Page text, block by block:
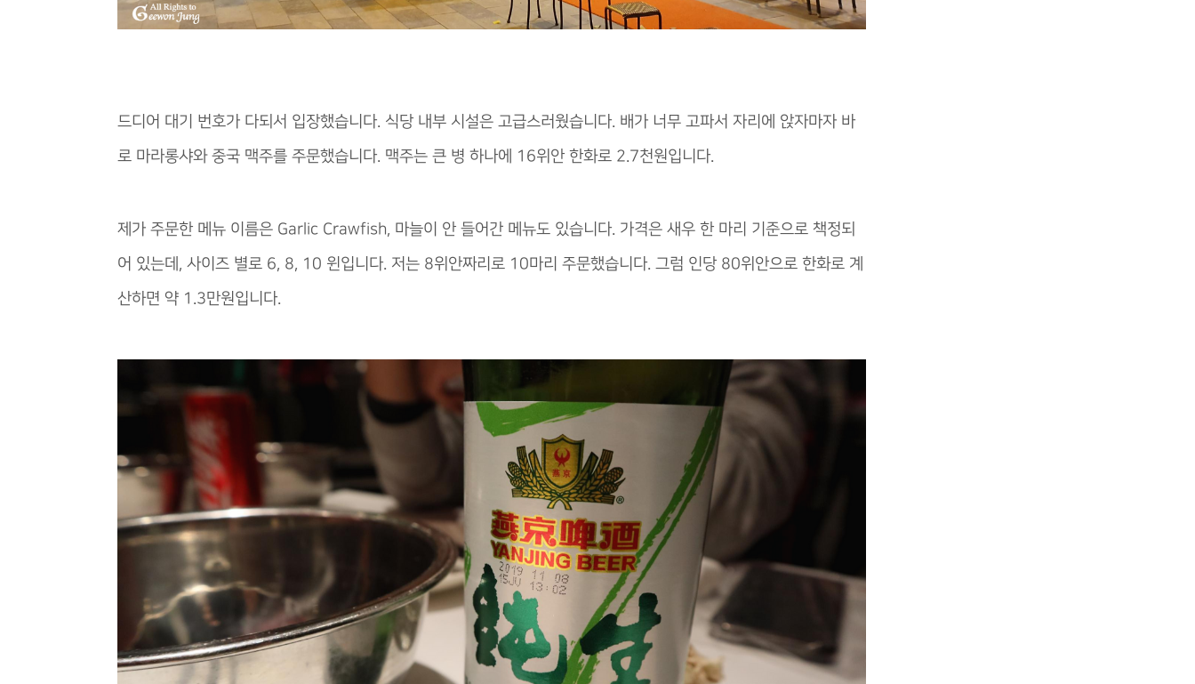
드디어 대기 번호가 다되서 입장했습니다. 식당 내부 시설은 고급스러웠습니다. 배가 너무 고파서 자리에 앉자마자 바
로 마라롱샤와 중국 맥주를 주문했습니다. 맥주는 큰 병 하나에 16위안 한화로 2.7천원입니다.
제가 주문한 메뉴 이름은 Garlic Crawfish, 마늘이 안 들어간 메뉴도 있습니다. 가격은 새우 한 마리 기준으로 책정되
어 있는데, 사이즈 별로 6, 8, 10 윈입니다. 저는 8위안짜리로 10마리 주문했습니다. 그럼 인당 80위안으로 한화로 계
산하면 약 1.3만원입니다.